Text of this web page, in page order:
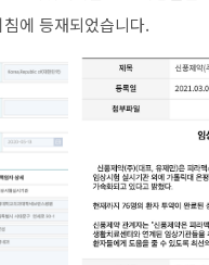
에 등재되었습니다.